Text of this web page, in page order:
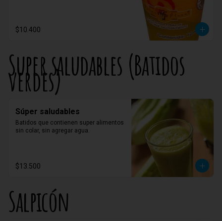
$10.400
Super saludables (Batidos
verdes)
Súper saludables
Batidos que contienen super alimentos
sin colar, sin agregar agua.
$13.500
Salpicón